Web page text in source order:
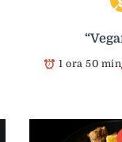
1 ora 50 min